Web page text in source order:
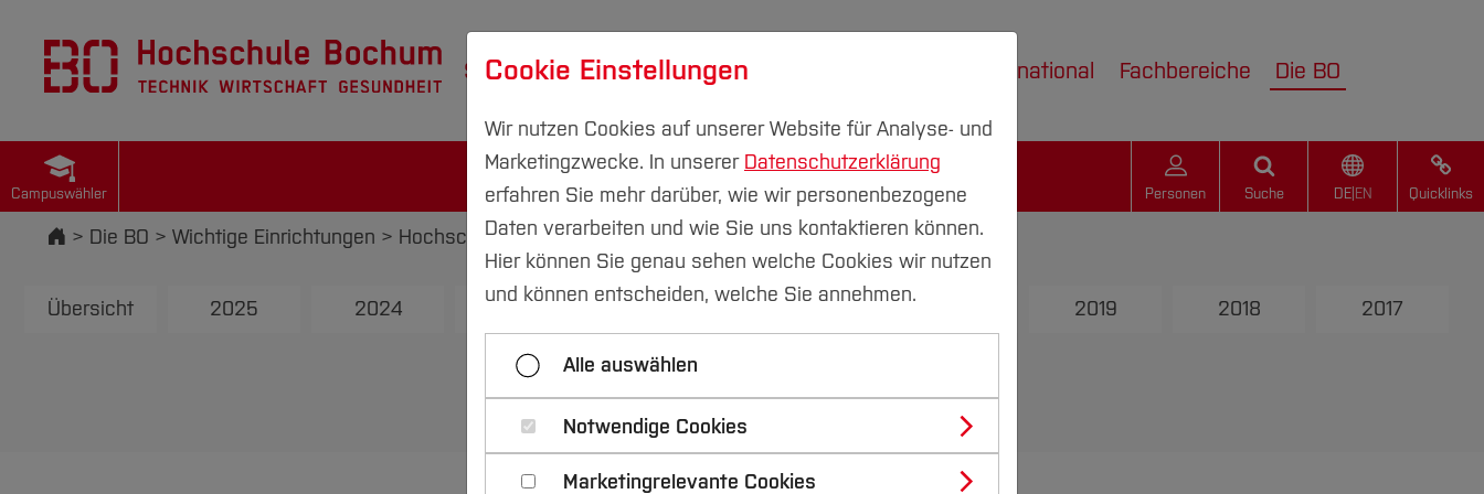
Studium Forschung & Transfer International Fachbereiche Die BO
Campuswähler Personen Suche DE| EN Quicklinks
Startseite
Die BO Wichtige Einrichtungen Hochschulkommunikation Pressemitteilungen
Übersicht 2025 2024 2023 2022 2021 2019 2018 2017
Cookie Einstellungen
Wir nutzen Cookies auf unserer Website für Analyse- und
Marketingzwecke. In unserer Datenschutzerklärung
erfahren Sie mehr darüber, wie wir personenbezogene
Daten verarbeiten und wie Sie uns kontaktieren können.
Hier können Sie genau sehen welche Cookies wir nutzen
und können entscheiden, welche Sie annehmen.
Alle auswählen
Notwendige Cookies
Marketingrelevante Cookies